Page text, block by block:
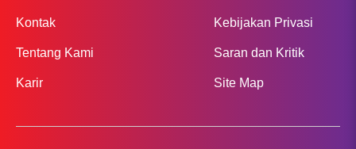
Kontak
Tentang Kami
Karir
Kebijakan Privasi
Saran dan Kritik
Site Map